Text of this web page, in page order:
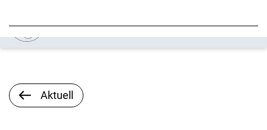
Aktuell